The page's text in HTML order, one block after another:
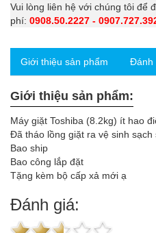
Vui lòng liên hệ với chúng tôi để
phí: 0908.50.2227 -
Giới thiệu sản phẩm Đánh
Giới thiệu sản phẩm:
Máy giặt Toshiba (8.2kg) ít hao
Đã tháo lồng giặt ra vệ sinh sạch
Bao ship
Bao công lắp đặt
Tặng kèm bộ cấp xả mới ạ
Đánh giá: